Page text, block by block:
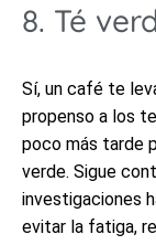
8. Té
Sí, un café te
propenso a los
poco más tarde
verde. Sigue
investigaciones
evitar la fatiga,